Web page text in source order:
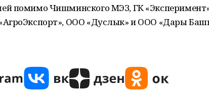
помимо Чишминского МЭЗ, ГК
ООО «Дуслык» и ООО «Дары